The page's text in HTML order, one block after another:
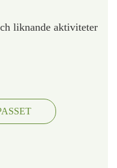
liknande aktiviteter